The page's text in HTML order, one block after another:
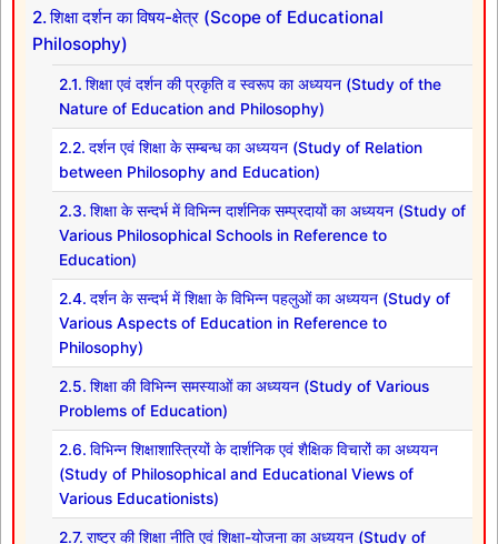
शिक्षा दर्शन का विषय-क्षेत्र (Scope of Educational
Philosophy)
शिक्षा एवं दर्शन की प्रकृति व स्वरूप का अध्ययन (Study of the
Nature of Education and Philosophy)
दर्शन एवं शिक्षा के सम्बन्ध का अध्ययन (Study of Relation
between Philosophy and Education)
शिक्षा के सन्दर्भ में विभिन्न दार्शनिक सम्प्रदायों का अध्ययन (Study of
Various Philosophical Schools in Reference to
Education)
दर्शन के सन्दर्भ में शिक्षा के विभिन्न पहलुओं का अध्ययन (Study of
Various Aspects of Education in Reference to
Philosophy)
शिक्षा की विभिन्न समस्याओं का अध्ययन (Study of Various
Problems of Education)
विभिन्न शिक्षाशास्त्रियों के दार्शनिक एवं शैक्षिक विचारों का अध्ययन
(Study of Philosophical and Educational Views of
Various Educationists)
राष्ट्र की शिक्षा नीति एवं शिक्षा-योजना का अध्ययन (Study of